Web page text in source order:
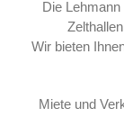
Die
Wir bieten
Miete und